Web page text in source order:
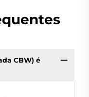
CBW) é